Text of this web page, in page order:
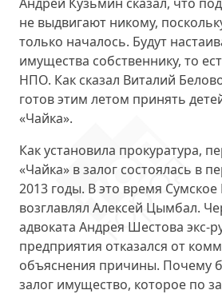
не выдвигают никому,
только началось. Будут
имущества собственнику, то
НПО. Как сказал Виталий
готов этим летом принять
«Чайка».
Как установила прокуратура,
«Чайка» в залог состоялась в
2013 годы. В это время
возглавлял Алексей Цымбал.
адвоката Андрея Шестова экс-
предприятия отказался от
объяснения причины. Почему
залог имущество, которое по